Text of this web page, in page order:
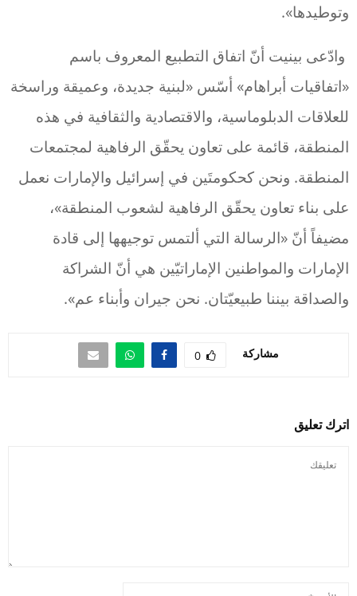
وتوطيدها».
وادّعى بينيت أنّ اتفاق التطبيع المعروف باسم
«اتفاقيات أبراهام» أسّس «لبنية جديدة، وعميقة وراسخة
للعلاقات الدبلوماسية، والاقتصادية والثقافية في هذه
المنطقة، قائمة على تعاون يحقّق الرفاهية لمجتمعات
المنطقة. ونحن كحكومتَين في إسرائيل والإمارات نعمل
على بناء تعاون يحقّق الرفاهية لشعوب المنطقة»،
مضيفاً أنّ «الرسالة التي ألتمس توجيهها إلى قادة
الإمارات والمواطنين الإماراتيّين هي أنّ الشراكة
والصداقة بيننا طبيعيّتان. نحن جيران وأبناء عم».
مشاركة 0
اترك تعليق